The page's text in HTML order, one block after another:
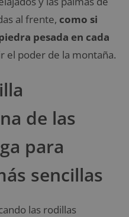
al frente, como si
pesada en cada
el poder de la montaña.
de las
para
sencillas
las rodillas